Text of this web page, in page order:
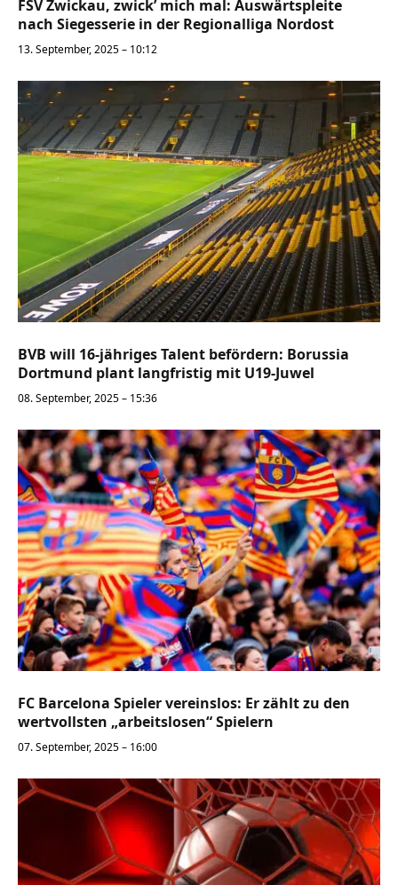
FSV Zwickau, zwick’ mich mal: Auswärtspleite
nach Siegesserie in der Regionalliga Nordost
13. September, 2025 – 10:12
BVB will 16-jähriges Talent befördern: Borussia
Dortmund plant langfristig mit U19-Juwel
08. September, 2025 – 15:36
FC Barcelona Spieler vereinslos: Er zählt zu den
wertvollsten „arbeitslosen“ Spielern
07. September, 2025 – 16:00